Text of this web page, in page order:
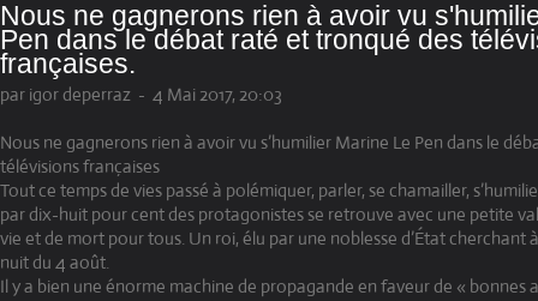
Nous ne gagnerons rien à avoir vu
Pen dans le débat raté et tronqué des
françaises.
par igor deperraz - 4 Mai 2017, 20:03
Nous ne gagnerons rien à avoir vu s’humilier Marine Le Pen dans le
télévisions françaises
Tout ce temps de vies passé à polémiquer, parler, se chamailler,
par dix-huit pour cent des protagonistes se retrouve avec une petite
vie et de mort pour tous. Un roi, élu par une noblesse d’État cherchant
nuit du 4 août.
Il y a bien une énorme machine de propagande en faveur de « bonnes